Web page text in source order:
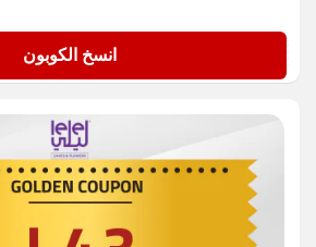
انسخ الكوبون